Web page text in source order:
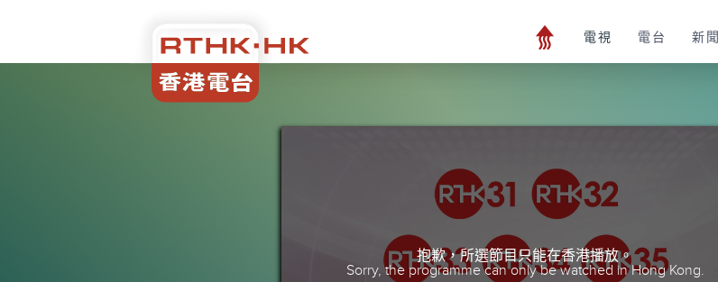
電視 電台 新聞
抱歉，所選節目只能在香港播放。
Sorry, the programme can only be watched in Hong Kong.